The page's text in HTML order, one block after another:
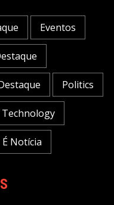
Eventos
Politics
Technology
É Notícia